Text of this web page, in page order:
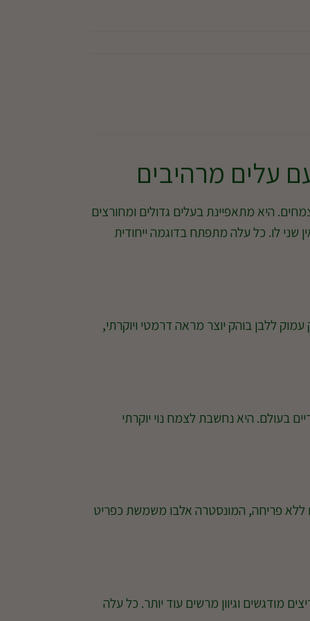
עלים מרהיבים
היא מתאפיינת בעלים גדולים ומחורצים
שני לו. כל עלה מתפתח בדוגמה ייחודית
עמוק ללבן בוהק יוצר מראה דרמטי ויוקרתי,
בעולם. היא נחשבת לצמח נוי יוקרתי
גם ללא פריחה, המונסטרה אלבו משמשת כפריט
מודגשים וגיוון מרשים עוד יותר. כל עלה